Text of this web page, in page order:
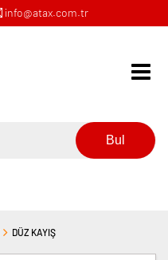
info@atax.com.tr
Bul
DÜZ KAYIŞ